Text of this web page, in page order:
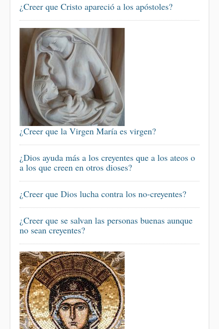
¿Creer que Cristo apareció a los apóstoles?
¿Creer que la Virgen María es virgen?
¿Dios ayuda más a los creyentes que a los ateos o
a los que creen en otros dioses?
¿Creer que Dios lucha contra los no-creyentes?
¿Creer que se salvan las personas buenas aunque
no sean creyentes?